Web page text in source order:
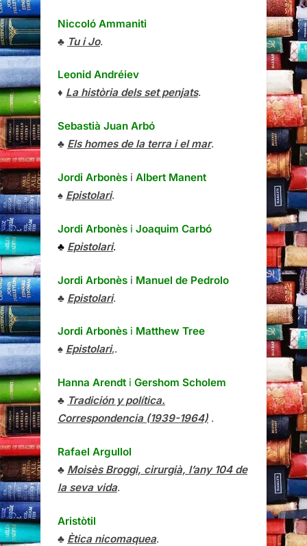
Niccoló Ammaniti
♣ Tu i Jo.
Leonid Andréiev
♦ La història dels set penjats.
Sebastià Juan Arbó
♣ Els homes de la terra i el mar.
Jordi Arbonès i Albert Manent
♠ Epistolari.
Jordi Arbonès i Joaquim Carbó
♣ Epistolari.
Jordi Arbonès i Manuel de Pedrolo
♣ Epistolari.
Jordi Arbonès i Matthew Tree
♠ Epistolari,.
Hanna Arendt i Gershom Scholem
♣ Tradición y política.
Correspondencia (1939-1964) .
Rafael Argullol
♣ Moisès Broggi, cirurgià, l’any 104 de
la seva vida.
Aristòtil
♣ Ètica nicomaquea.